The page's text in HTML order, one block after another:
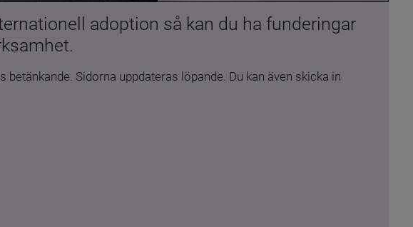
adoption så kan du ha funderingar
Sidorna uppdateras löpande. Du kan även skicka in